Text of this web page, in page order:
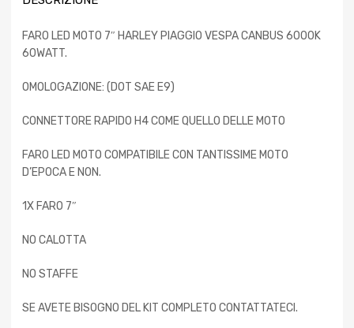
FARO LED MOTO 7″ HARLEY PIAGGIO VESPA CANBUS 6000K
60WATT.
OMOLOGAZIONE: (DOT SAE E9)
CONNETTORE RAPIDO H4 COME QUELLO DELLE MOTO
FARO LED MOTO COMPATIBILE CON TANTISSIME MOTO
D’EPOCA E NON.
1X FARO 7″
NO CALOTTA
NO STAFFE
SE AVETE BISOGNO DEL KIT COMPLETO CONTATTATECI.